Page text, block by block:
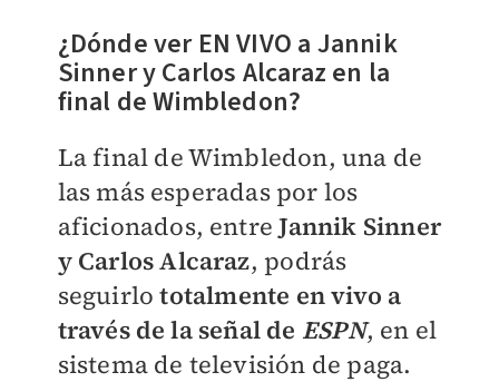
¿Dónde ver EN VIVO a Jannik
Sinner y Carlos Alcaraz en la
final de Wimbledon?
La final de Wimbledon, una de
las más esperadas por los
aficionados, entreJannik Sinner
y Carlos Alcaraz, podrás
seguirlototalmente en vivo a
través de la señal de ESPN, en el
sistema de televisión de paga.